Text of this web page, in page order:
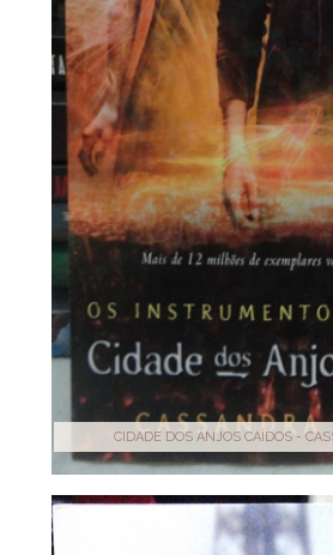
CIDADE DOS ANJOS CAÍDOS -